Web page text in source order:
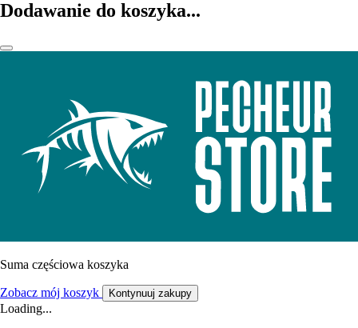
Dodawanie do koszyka...
Suma częściowa koszyka
Zobacz mój koszyk Kontynuuj zakupy
Loading...